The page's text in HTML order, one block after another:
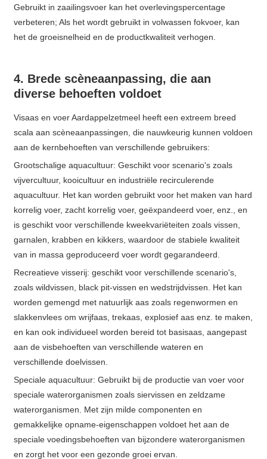
Gebruikt in zaailingsvoer kan het overlevingspercentage
verbeteren; Als het wordt gebruikt in volwassen fokvoer, kan
het de groeisnelheid en de productkwaliteit verhogen.
4. Brede scèneaanpassing, die aan
diverse behoeften voldoet
Visaas en voer Aardappelzetmeel heeft een extreem breed
scala aan scèneaanpassingen, die nauwkeurig kunnen voldoen
aan de kernbehoeften van verschillende gebruikers:
Grootschalige aquacultuur: Geschikt voor scenario's zoals
vijvercultuur, kooicultuur en industriële recirculerende
aquacultuur. Het kan worden gebruikt voor het maken van hard
korrelig voer, zacht korrelig voer, geëxpandeerd voer, enz., en
is geschikt voor verschillende kweekvariëteiten zoals vissen,
garnalen, krabben en kikkers, waardoor de stabiele kwaliteit
van in massa geproduceerd voer wordt gegarandeerd.
Recreatieve visserij: geschikt voor verschillende scenario's,
zoals wildvissen, black pit-vissen en wedstrijdvissen. Het kan
worden gemengd met natuurlijk aas zoals regenwormen en
slakkenvlees om wrijfaas, trekaas, explosief aas enz. te maken,
en kan ook individueel worden bereid tot basisaas, aangepast
aan de visbehoeften van verschillende wateren en
verschillende doelvissen.
Speciale aquacultuur: Gebruikt bij de productie van voer voor
speciale waterorganismen zoals siervissen en zeldzame
waterorganismen. Met zijn milde componenten en
gemakkelijke opname-eigenschappen voldoet het aan de
speciale voedingsbehoeften van bijzondere waterorganismen
en zorgt het voor een gezonde groei ervan.